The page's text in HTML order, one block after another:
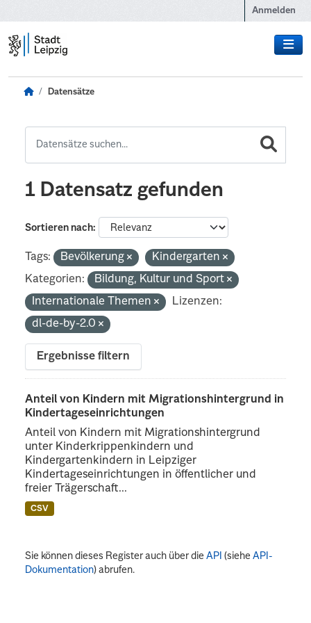
Anmelden
Datensätze
1 Datensatz gefunden
Sortieren nach
Tags: Bevölkerung
Kindergarten
Kategorien:
Bildung, Kultur und Sport
Internationale Themen
Lizenzen:
dl-de-by-2.0
Ergebnisse filtern
Anteil von Kindern mit Migrationshintergrund in
Kindertageseinrichtungen
Anteil von Kindern mit Migrationshintergrund
unter Kinderkrippenkindern und
Kindergartenkindern in Leipziger
Kindertageseinrichtungen in öffentlicher und
freier Trägerschaft...
CSV
Sie können dieses Register auch über dieAPI (sieheAPI-
Dokumentation) abrufen.